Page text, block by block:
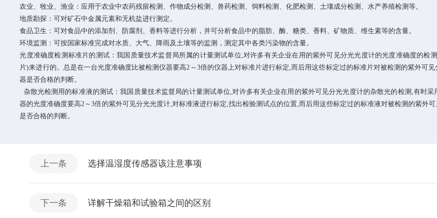
农业、牧业、渔业：应用于农业中农药残留检测、作物成分检测、兽药检测、饲料检测、化肥检测、土壤成分检测、水产养殖检测等。
地质勘探：可对矿石中金属元素和无机盐进行测定。
食品卫生：可对食品中的添加剂、防腐剂、香料等进行分析，并可分析食品中的脂肪、酶、糖类、香料、矿物质、维生素等的含量。
环境监测：可按国家标准完成对水质、大气、降雨及土壤等的监测，测定其中各类污染物的含量。
光度准确度检测标准片的测试：我国质量技术监督局所属的计量测试单位,对许多有关企业在用的紫外可见分光光度计的光度准确度的检
片)来进行的。总是在一台光度准确度比被检测仪器要高2～3倍的仪器上对标准片进行标定,而后用这些标定过的标准片对被检测的紫外可
器是否合格的判断。
杂散光检测用的标准液的测试：我国质量技术监督局的计量测试单位,对许多有关企业在用的紫外可见分光光度计的杂散光的检测,有时
器的光度准确度要高2～3倍的紫外可见分光光度计,对标准液进行标定,找出检验测试点的位置,而后用这些标定过的标准液对被检测的紫外
是否合格的判断。
上一条 选择温湿度传感器该注意事项
下一条 详解干燥箱和试验箱之间的区别